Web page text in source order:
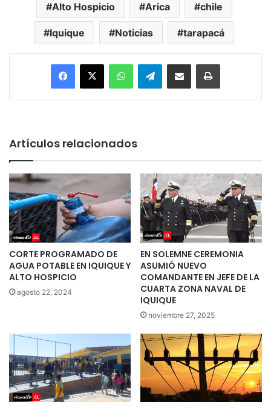
Alto Hospicio Arica chile
Iquique Noticias tarapacá
Facebook
X WhatsAppTelegramEnviar vía email Imprimir
Artículos relacionados
CORTE PROGRAMADO DE
AGUA POTABLE EN IQUIQUE Y
ALTO HOSPICIO
agosto 22, 2024
EN SOLEMNE CEREMONIA
ASUMIÓ NUEVO
COMANDANTE EN JEFE DE LA
CUARTA ZONA NAVAL DE
IQUIQUE
noviembre 27, 2025